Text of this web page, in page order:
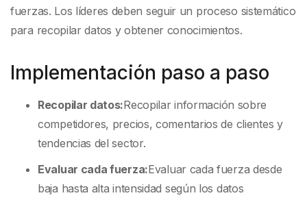
fuerzas. Los líderes deben seguir un proceso sistemático
para recopilar datos y obtener conocimientos.
Implementación paso a paso
Recopilar datos:Recopilar información sobre
competidores, precios, comentarios de clientes y
tendencias del sector.
Evaluar cada fuerza:Evaluar cada fuerza desde
baja hasta alta intensidad según los datos